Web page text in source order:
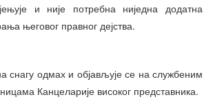
и није потребна ниједна додатна
његовог правног дејства.
снагу одмах и објављује се на службеним
Канцеларије високог представника.